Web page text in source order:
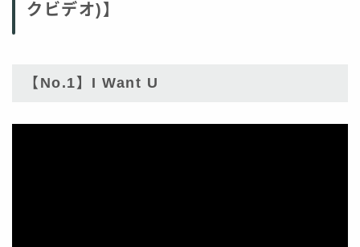
クビデオ)】
【No.1】I Want U